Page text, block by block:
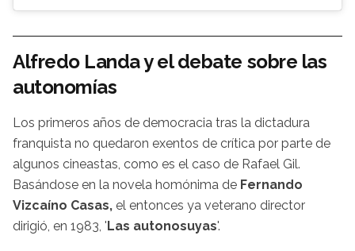
Alfredo Landa y el debate sobre las
autonomías
Los primeros años de democracia tras la dictadura
franquista no quedaron exentos de crítica por parte de
algunos cineastas, como es el caso de Rafael Gil.
Basándose en la novela homónima de Fernando
Vizcaíno Casas, el entonces ya veterano director
dirigió, en 1983, ' Las autonosuyas'.